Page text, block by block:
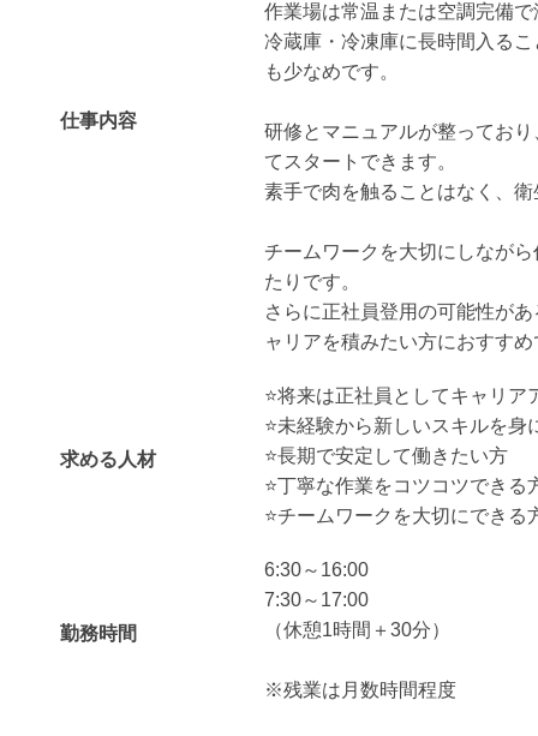
仕事内容
作業場は常温または空調完備
冷蔵庫・冷凍庫に長時間入る
も少なめです。
研修とマニュアルが整ってお
てスタートできます。
素手で肉を触ることはなく、
チームワークを大切にしなが
たりです。
さらに正社員登用の可能性が
ャリアを積みたい方におすす
求める人材
⭐️将来は正社員としてキャリア
⭐️未経験から新しいスキルを身
⭐️長期で安定して働きたい方
⭐️丁寧な作業をコツコツできる
⭐️チームワークを大切にできる
勤務時間
6:30～16:00
7:30～17:00
（休憩1時間＋30分）
※残業は月数時間程度